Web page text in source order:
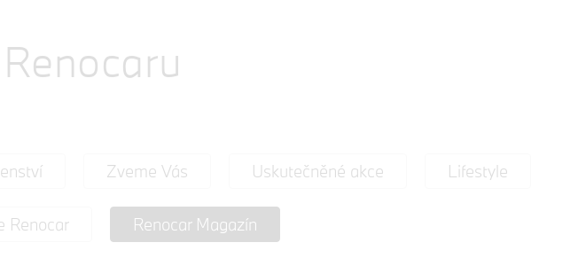
Zveme Vás Uskutečněné akce Lifestyle
Renocar Renocar Magazín